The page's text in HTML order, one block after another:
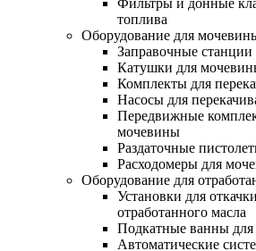
Фильтры и донные
топлива
Оборудование для
Заправочные
Катушки для
Комплекты для
Насосы для
Передвижные
мочевины
Раздаточные
Расходомеры для
Оборудование для
Установки для
отработанного масла
Подкатные ванны для
Автоматические